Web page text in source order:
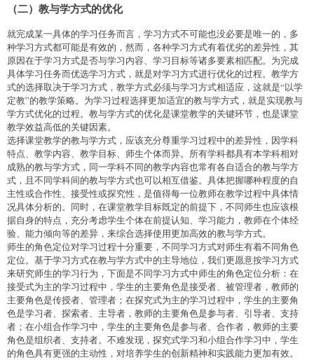
（二）教与学方式的优化
就完成某一具体的学习任务而言，学习方式不可能也没必要是唯一的，多
种学习方式都可能是有效的，然而，各种学习方式有着优劣的差异性，其
原因在于学习方式是否与学习内容、学习目标等诸多要素相匹配。为完成
具体学习任务而优选学习方式，就是对学习方式进行优化的过程。教学方
式的选择取决于学习方式，教学方式必须与学习方式相适应，这就是“以学
定教”的教学策略。为学习过程选择更加适宜的教与学方式，就是实现教与
学方式优化的过程。教与学方式的优化是课堂教学的关键环节，也是课堂
教学效益高低的关键因素。
选择课堂教学的教与学方式，应该充分尊重学习过程中的差异性，因学科
特点、教学内容、教学目标、师生个体而异。所有学科都具有本学科相对
成熟的教与学方式，同一学科不同的教学内容也常有各自适合的教与学方
式，且不同学科间的教与学方式也可以相互借鉴。具体把握哪种程度的自
主性或合作性、接受性或探究性，是值得每一位教师在教学过程中具体情
况具体分析的。同时，在课堂教学目标既定的前提下，不同师生也应该根
据自身的特点，充分考虑学生个体在前提认知、学习能力，教师在个体经
验、能力倾向等的差异，来综合选择使用更加高效的教与学方式。
师生的角色定位对学习过程十分重要，不同学习方式对师生有着不同角色
定位。基于学习方式在教与学方式中的主导地位，我们更愿意按学习方式
来研究师生的学习行为，下面是不同学习方式中师生的角色定位分析：在
接受式为主的学习过程中，学生的主要角色是接受者、被管理者，教师的
主要角色是传授者、管理者；在探究式为主的学习过程中，学生的主要角
色是学习者、探索者、主导者，教师的主要角色是参与者、引导者、支持
者；在小组合作学习中，学生的主要角色是参与者、合作者，教师的主要
角色是组织者、支持者。不难发现，探究式学习和小组合作学习中，学生
的角色具有更强的主动性，对培养学生的创新精神和实践能力更加有效。